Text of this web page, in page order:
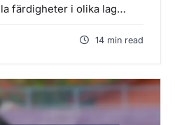
färdigheter i olika lag…
14 min read